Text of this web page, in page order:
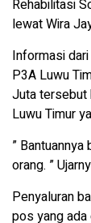
Rehabilitasi
lewat Wira
Informasi
P3A Luwu
Juta tersebut
Luwu Timur
”
orang. ”
Penyaluran
pos yang ada